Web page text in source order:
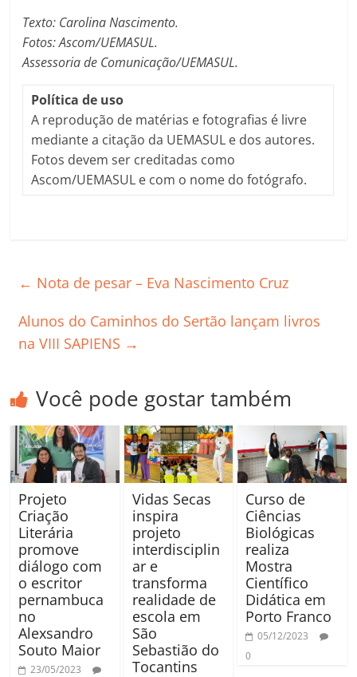
Texto: Carolina Nascimento.
Fotos: Ascom/UEMASUL.
Assessoria de Comunicação/UEMASUL.
Política de uso
A reprodução de matérias e fotografias é livre
mediante a citação da UEMASUL e dos autores.
Fotos devem ser creditadas como
Ascom/UEMASUL e com o nome do fotógrafo.
← Nota de pesar – Eva Nascimento Cruz
Alunos do Caminhos do Sertão lançam livros
na VIII SAPIENS →
Você pode gostar também
Projeto
Criação
Literária
promove
diálogo com
o escritor
pernambuca
no
Alexsandro
Souto Maior
23/05/2023
Vidas Secas
inspira
projeto
interdisciplin
ar e
transforma
realidade de
escola em
São
Sebastião do
Tocantins
Curso de
Ciências
Biológicas
realiza
Mostra
Científico
Didática em
Porto Franco
05/12/2023
0